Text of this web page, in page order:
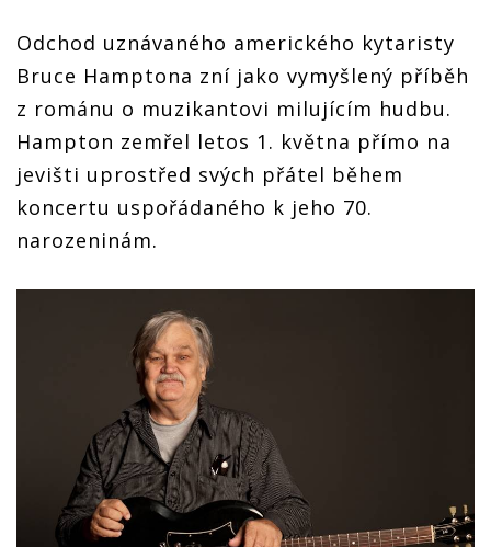
Odchod uznávaného amerického kytaristy
Bruce Hamptona zní jako vymyšlený příběh
z románu o muzikantovi milujícím hudbu.
Hampton zemřel letos 1. května přímo na
jevišti uprostřed svých přátel během
koncertu uspořádaného k jeho 70.
narozeninám.